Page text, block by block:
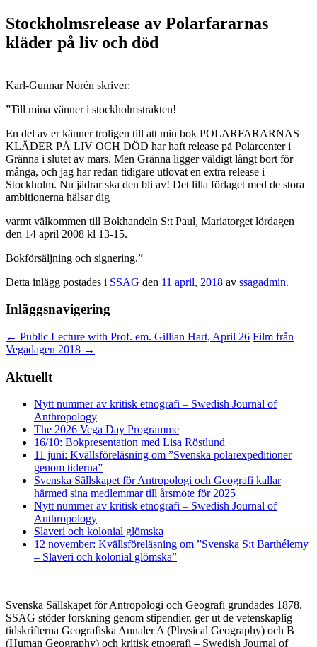
Stockholmsrelease av Polarfararnas
kläder på liv och död
Karl-Gunnar Norén skriver:
”Till mina vänner i stockholmstrakten!
En del av er känner troligen till att min bok POLARFARARNAS
KLÄDER PÅ LIV OCH DÖD har haft release på Polarcenter i
Gränna i slutet av mars. Men Gränna ligger väldigt långt bort för
många, och jag har redan tidigare utlovat en extra release i
Stockholm. Nu jädrar ska den bli av! Det lilla förlaget med de stora
ambitionerna hälsar dig
varmt välkommen till Bokhandeln S:t Paul, Mariatorget lördagen
den 14 april 2008 kl 13-15.
Bokförsäljning och signering.”
Detta inlägg postades i SSAG den 11 april, 2018 av ssagadmin.
Inläggsnavigering
← Public Lecture with Prof. em. Gillian Hart, April 26 Film från
Vegadagen 2018 →
Aktuellt
Nytt nummer av kritisk etnografi – Swedish Journal of
Anthropology
The 2026 Vega Day Programme
16/10: Bokpresentation med Lisa Röstlund
11 juni: Kvällsföreläsning om ”Svenska polarexpeditioner
genom tiderna”
Svenska Sällskapet för Antropologi och Geografi kallar
härmed sina medlemmar till årsmöte för 2025
Nytt nummer av kritisk etnografi – Swedish Journal of
Anthropology
Slaveri och kolonial glömska
12 november: Kvällsföreläsning om ”Svenska S:t Barthélemy
– Slaveri och kolonial glömska”
Svenska Sällskapet för Antropologi och Geografi grundades 1878.
SSAG stöder forskning genom stipendier, ger ut de vetenskaplig
tidskrifterna Geografiska Annaler A (Physical Geography) och B
(Human Geography) och kritisk etnografi – Swedish Journal of